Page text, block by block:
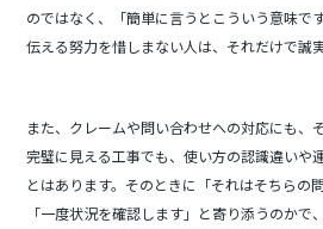
のではなく、「簡単に言うとこういう意味で
伝える努力を惜しまない人は、それだけで誠
また、クレームや問い合わせへの対応にも、
完璧に見える工事でも、使い方の認識違いや
とはあります。そのときに「それはそちらの
「一度状況を確認します」と寄り添うのかで